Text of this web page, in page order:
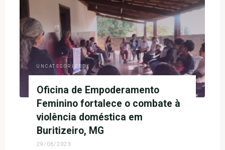
da
Mulher
Lalá
encanta
público
com
sarau
poético"
UNCATEGORIZED
Oficina de Empoderamento
Feminino fortalece o combate à
violência doméstica em
Buritizeiro, MG
29/06/2023